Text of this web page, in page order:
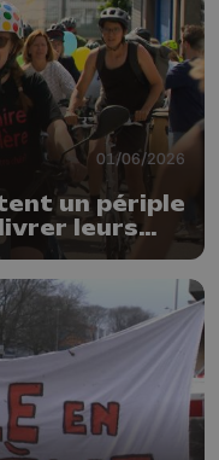
01/06/2026
un périple
leurs